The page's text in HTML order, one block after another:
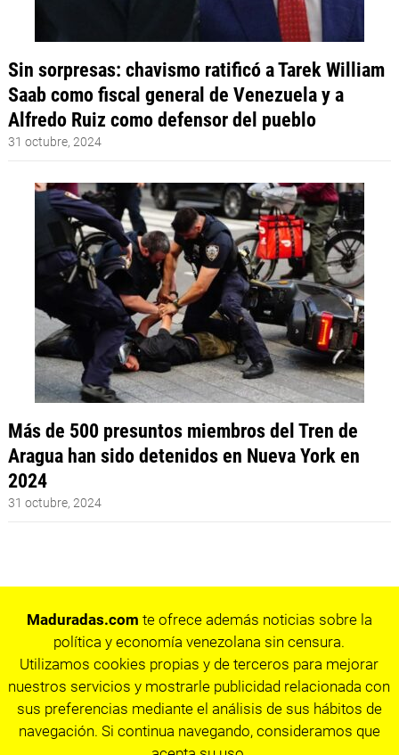
Sin sorpresas: chavismo ratificó a Tarek William
Saab como fiscal general de Venezuela y a
Alfredo Ruiz como defensor del pueblo
31 octubre, 2024
Más de 500 presuntos miembros del Tren de
Aragua han sido detenidos en Nueva York en
2024
31 octubre, 2024
Maduradas.com te ofrece además noticias sobre la
política y economía venezolana sin censura.
Utilizamos cookies propias y de terceros para mejorar
nuestros servicios y mostrarle publicidad relacionada con
sus preferencias mediante el análisis de sus hábitos de
navegación. Si continua navegando, consideramos que